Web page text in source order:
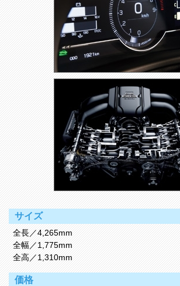
サイズ
全長／4,265mm
全幅／1,775mm
全高／1,310mm
価格